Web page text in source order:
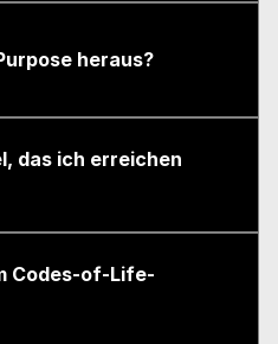
heraus?
das ich erreichen
Codes-of-Life-